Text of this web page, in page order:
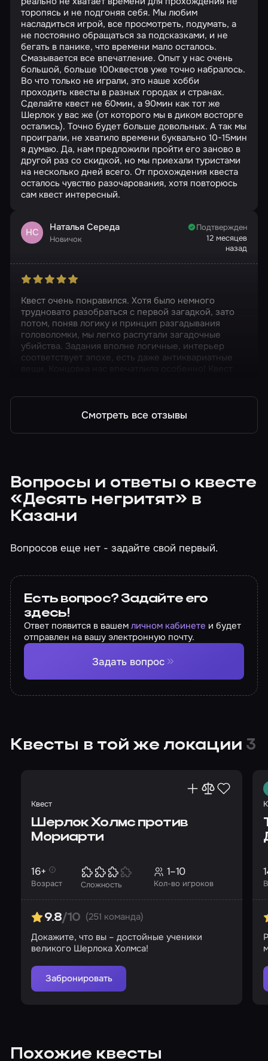
торопясь и не подгоняя себя. Мы любим
насладиться игрой, все просмотреть, подумать, а
не постоянно обращаться за подсказками, и не
бегать в панике, что времени мало осталось.
Смазывается все впечатление. Опыт у нас очень
большой, больше 100квестов уже точно набралось.
Во что только не играли, это наше хобби
проходить квесты в разных городах и странах.
Сделайте квест не 60мин, а 90мин как тот же
Шерлок у вас же (от которого мы в диком восторге
остались). Точно будет больше довольных. А так мы
проиграли, не хватило времени буквально 10-15мин
я думаю. Да, нам предложили пройти его заново в
другой раз со скидкой, но мы приехали туристами
на несколько дней всего. От прохождения квеста
осталось чувство разочарования, хотя повторюсь
сам квест интересный.
НС Наталья Середа
Новичок
Подтвержден
12 месяцев
назад
Квест очень понравился. Хотя было немного
трудновато разобраться с первой загадкой, зато
потом, поняв логику и принцип разгадывания
головоломки, мы легко распутали загадочные
убийства. Задания вполне логичные, интерьер
соответствует эпохе, есть даже антиквариатные
Смотреть все отзывы
Вопросы и ответы о квесте
«Десять негритят» в
Казани
Вопросов еще нет - задайте свой первый.
Есть вопрос? Задайте его
здесь!
Ответ появится в вашемличном кабинете и будет
отправлен на вашу электронную почту.
Задать вопрос
Квесты в той же локации 3
Квест
Шерлок Холмс против
Мориарти
Возраст
16+
Сложность Кол-во игроков
1–10
9.8/10 (251 команда)
Докажите, что вы – достойные ученики
великого Шерлока Холмса!
Забронировать
Похожие квесты